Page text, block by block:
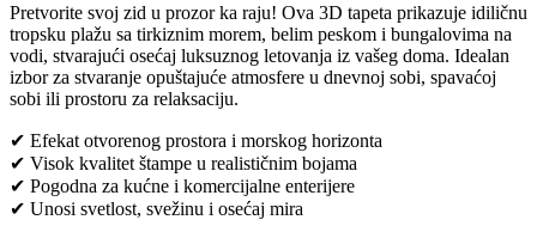
Pretvorite svoj zid u prozor ka raju! Ova 3D tapeta prikazuje idiličnu
tropsku plažu sa tirkiznim morem, belim peskom i bungalovima na
vodi, stvarajući osećaj luksuznog letovanja iz vašeg doma. Idealan
izbor za stvaranje opuštajuće atmosfere u dnevnoj sobi, spavaćoj
sobi ili prostoru za relaksaciju.
✔ Efekat otvorenog prostora i morskog horizonta
✔ Visok kvalitet štampe u realističnim bojama
✔ Pogodna za kućne i komercijalne enterijere
✔ Unosi svetlost, svežinu i osećaj mira